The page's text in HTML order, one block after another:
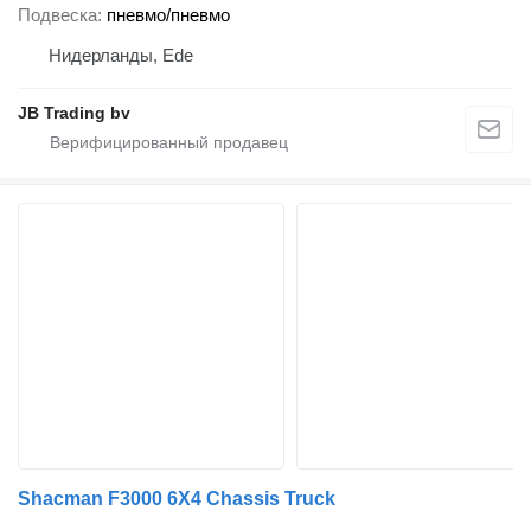
Подвеска пневмо/пневмо
Нидерланды, Ede
JB Trading bv
Shacman F3000 6X4 Chassis Truck